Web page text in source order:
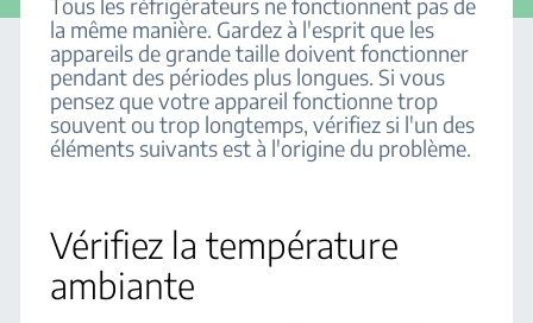
la même manière. Gardez à l'esprit que les
appareils de grande taille doivent fonctionner
pendant des périodes plus longues. Si vous
pensez que votre appareil fonctionne trop
souvent ou trop longtemps, vérifiez si l'un des
éléments suivants est à l'origine du problème.
Vérifiez la température
ambiante